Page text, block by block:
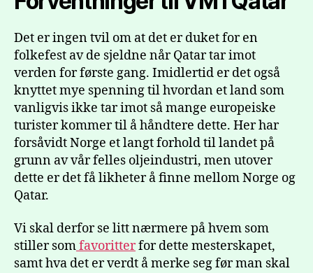
Det er ingen tvil om at det er duket for en
folkefest av de sjeldne når Qatar tar imot
verden for første gang. Imidlertid er det også
knyttet mye spenning til hvordan et land som
vanligvis ikke tar imot så mange europeiske
turister kommer til å håndtere dette. Her har
forsåvidt Norge et langt forhold til landet på
grunn av vår felles oljeindustri, men utover
dette er det få likheter å finne mellom Norge og
Qatar.
Vi skal derfor se litt nærmere på hvem som
stiller somfavoritterfor dette mesterskapet,
samt hva det er verdt å merke seg før man skal